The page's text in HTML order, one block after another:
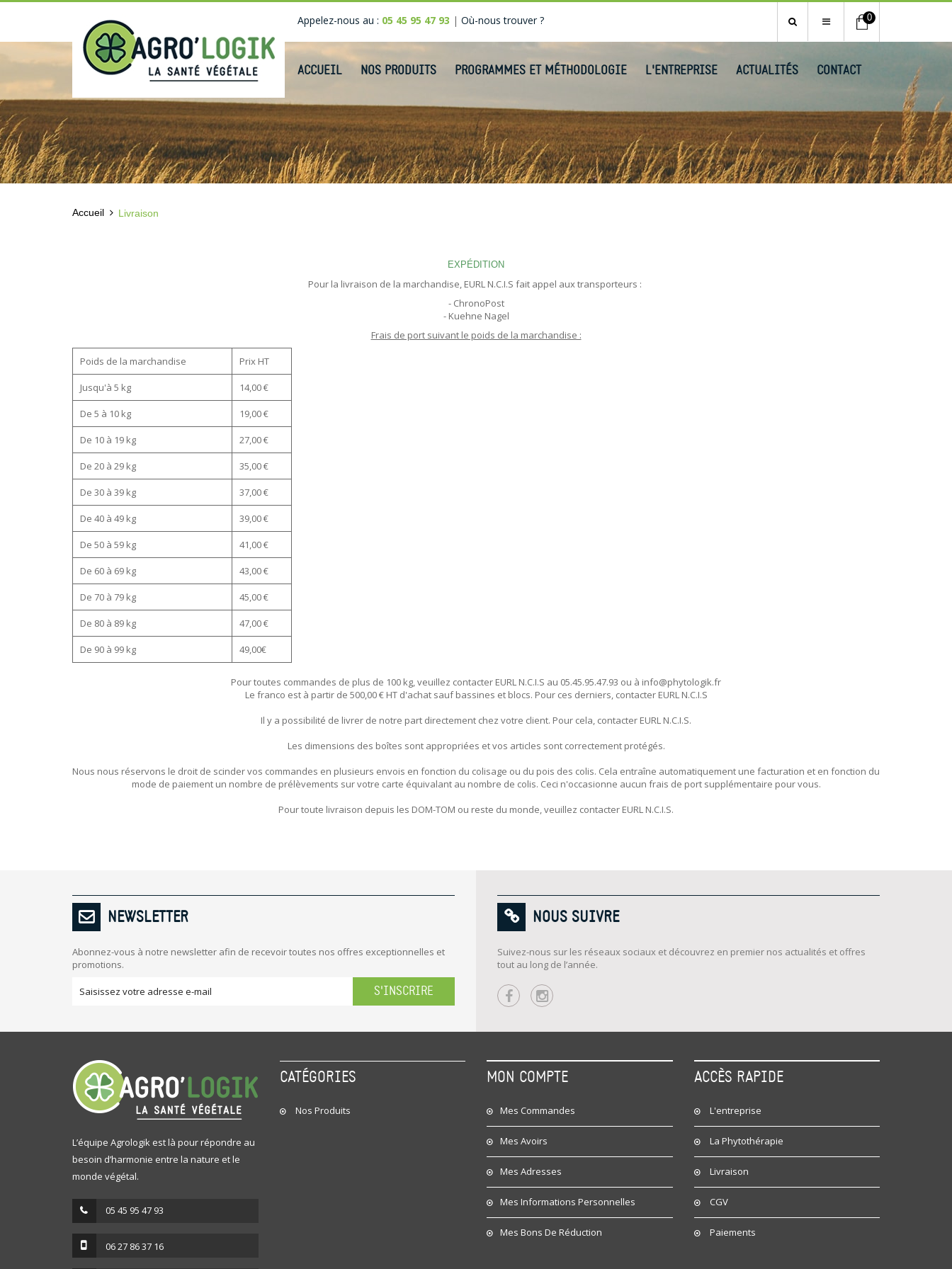
0
Appelez-nous au : 05 45 95 47 93 | Où-nous trouver ?
ACCUEIL NOS PRODUITS PROGRAMMES ET MÉTHODOLOGIE L'ENTREPRISE ACTUALITÉS CONTACT
Accueil Livraison
EXPÉDITION
Pour la livraison de la marchandise, EURL N.C.I.S fait appel aux transporteurs :
- ChronoPost
- Kuehne Nagel
Frais de port suivant le poids de la marchandise :
Poids de la marchandise Prix HT
Jusqu'à 5 kg 14,00 €
De 5 à 10 kg 19,00 €
De 10 à 19 kg 27,00 €
De 20 à 29 kg 35,00 €
De 30 à 39 kg 37,00 €
De 40 à 49 kg 39,00 €
De 50 à 59 kg 41,00 €
De 60 à 69 kg 43,00 €
De 70 à 79 kg 45,00 €
De 80 à 89 kg 47,00 €
De 90 à 99 kg 49,00€
Pour toutes commandes de plus de 100 kg, veuillez contacter EURL N.C.I.S au 05.45.95.47.93 ou à info@phytologik.fr
Le franco est à partir de 500,00 € HT d'achat sauf bassines et blocs. Pour ces derniers, contacter EURL N.C.I.S
Il y a possibilité de livrer de notre part directement chez votre client. Pour cela, contacter EURL N.C.I.S.
Les dimensions des boîtes sont appropriées et vos articles sont correctement protégés.
Nous nous réservons le droit de scinder vos commandes en plusieurs envois en fonction du colisage ou du pois des colis. Cela entraîne automatiquement une facturation et en fonction du
mode de paiement un nombre de prélèvements sur votre carte équivalant au nombre de colis. Ceci n'occasionne aucun frais de port supplémentaire pour vous.
Pour toute livraison depuis les DOM-TOM ou reste du monde, veuillez contacter EURL N.C.I.S.
NEWSLETTER
Abonnez-vous à notre newsletter afin de recevoir toutes nos offres exceptionnelles et
promotions.
S'INSCRIRE
NOUS SUIVRE
Suivez-nous sur les réseaux sociaux et découvrez en premier nos actualités et offres
tout au long de l’année.
L’équipe Agrologik est là pour répondre au
besoin d’harmonie entre la nature et le
monde végétal.
05 45 95 47 93
06 27 86 37 16
CATÉGORIES
Nos Produits
MON COMPTE
Mes Commandes
Mes Avoirs
Mes Adresses
Mes Informations Personnelles
Mes Bons De Réduction
ACCÈS RAPIDE
L'entreprise
La Phytothérapie
Livraison
CGV
Paiements